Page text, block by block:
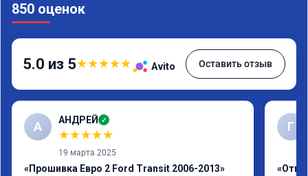
850 оценок
5.0 из 5★★★★★ Avito Оставить отзыв
А АНДРЕЙ ✓
★★★★★
19 марта 2025
«Прошивка Евро 2 Ford Transit 2006-2013»
Г